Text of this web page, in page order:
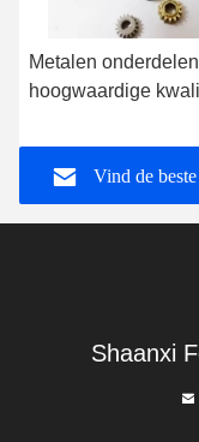
Metalen
hoogwaardige
poedervorm
Vind de
Shaanxi